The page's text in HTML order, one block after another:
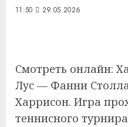
11:50 29.05.2026
Смотреть онлайн:
Лус — Фанни
Харрисон. Игра
теннисного турнира